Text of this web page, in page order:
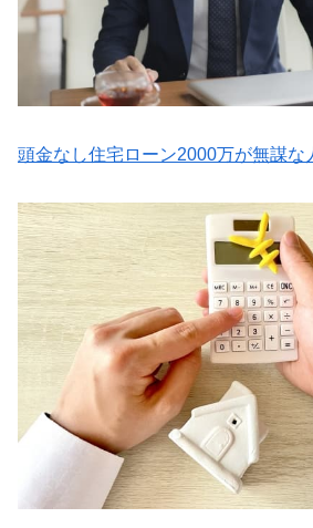
頭金なし住宅ローン2000万が無謀な